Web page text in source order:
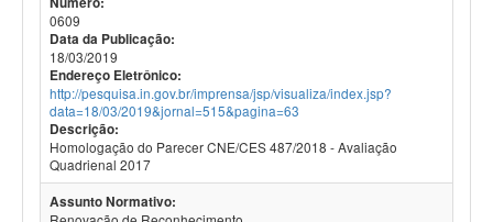
0609
Data da Publicação:
18/03/2019
Endereço Eletrônico:
http://pesquisa.in.gov.br/imprensa/jsp/visualiza/index.jsp?
data=18/03/2019&jornal=515&pagina=63
Descrição:
Homologação do Parecer CNE/CES 487/2018 - Avaliação
Quadrienal 2017
Assunto Normativo: